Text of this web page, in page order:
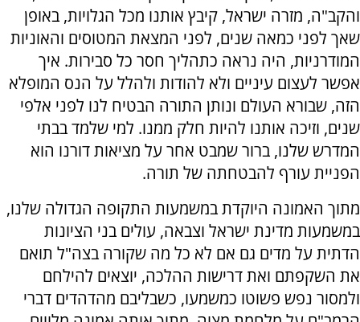
והקב"ה, מזרה ישראל, קיבץ אותנו מכל הגלויות, באופן
שאך לפני כמאה שנים, לפני המצאת המטוסים והאוניות
המודרניות, היה נראה כתהליך חסר כל סבירות. איך
אפשר לעצום עיניים ולא להודות ולהלל על הנס המופלא
הזה, שבורא העולם ונותן התורה הבטיח לנו לפני אלפי
שנים, וזיכה אותנו להיות חלק ממנו. למי שלמד בבתי
המדרש שלנו, ברור שמבט אחר על מציאות דורנו הוא
הפניית עורף להבטחתה של תורה.
מתוך האמונה היוקדת במשמעות התקופה הגדולה שלנו,
במשמעות מדינת ישראל וצבאה, עולים בני הציונות
הדתית על מדים גם אם לא כל מה שקורה בצה"ל תואם
את השקפתם ואת דרישות ההלכה, יוצאים להילחם
ולמסור נפש פשוטו כמשמעו, כשבליבם מהדהדים דברי